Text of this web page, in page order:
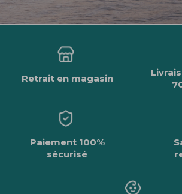
Retrait en magasin
Paiement 100%
sécurisé